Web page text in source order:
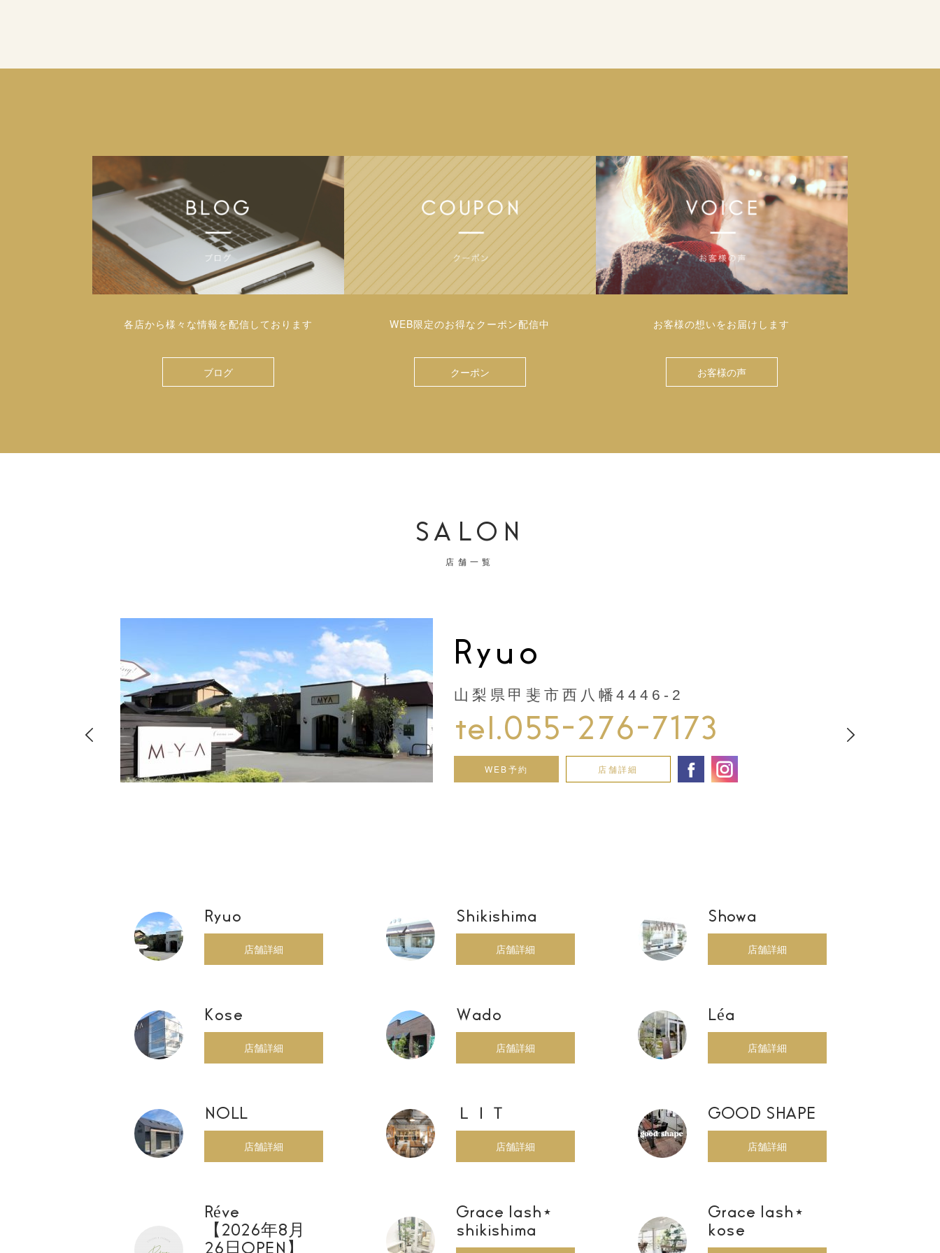
各店から様々な情報を配信しております
ブログ
WEB限定のお得なクーポン配信中
クーポン
お客様の想いをお届けします
お客様の声
SALON
店舗一覧
店舗
Ryuo
山梨県甲斐市西八幡4446-2
tel.055-276-7173
WEB予約 店舗詳細
Ryuo
店舗詳細
Shikishima
店舗詳細
Showa
店舗詳細
Kose
店舗詳細
Wado
店舗詳細
Léa
店舗詳細
NOLL
店舗詳細
ＬＩＴ
店舗詳細
GOOD SHAPE
店舗詳細
Réve
【2026年8月
26日OPEN】
Grace lash⋆
shikishima
Grace lash⋆
kose